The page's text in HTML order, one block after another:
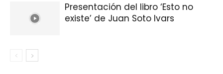
Presentación del libro ‘Esto no
existe’ de Juan Soto Ivars